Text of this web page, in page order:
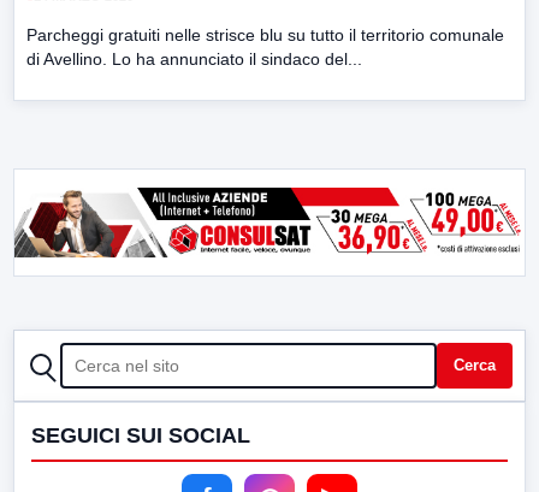
Parcheggi gratuiti nelle strisce blu su tutto il territorio comunale
di Avellino. Lo ha annunciato il sindaco del...
CERCA Cerca
SEGUICI SUI SOCIAL